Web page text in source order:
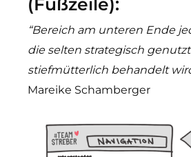
(Fußzeile):
“Bereich am unteren Ende
die selten strategisch
stiefmütterlich behandelt
Mareike Schamberger